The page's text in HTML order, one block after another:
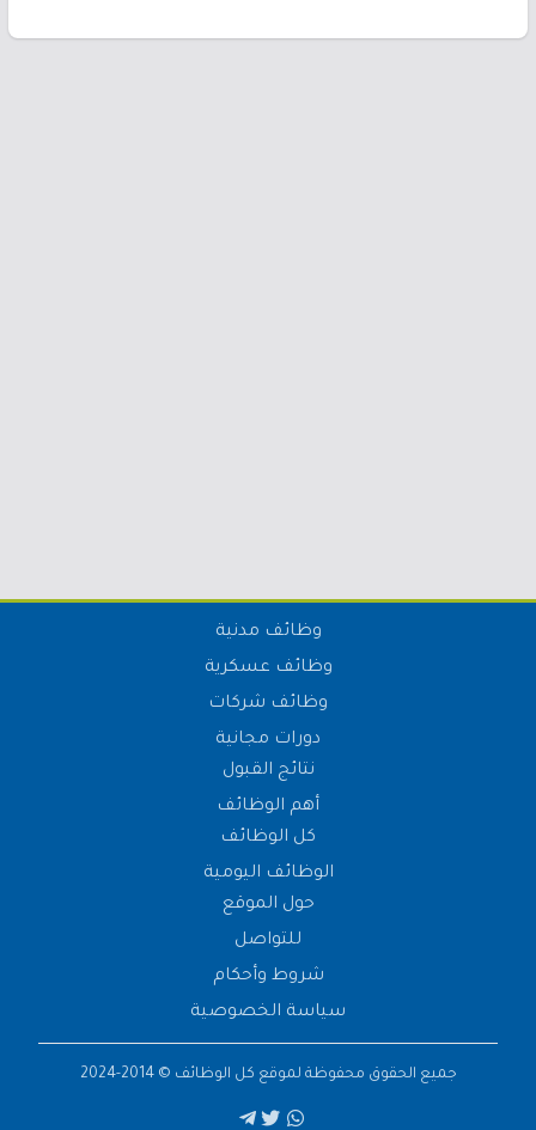
وظائف مدنية
وظائف عسكرية
وظائف شركات
دورات مجانية
نتائج القبول
أهم الوظائف
كل الوظائف
الوظائف اليومية
حول الموقع
للتواصل
شروط وأحكام
سياسة الخصوصية
جميع الحقوق محفوظة لموقع كل الوظائف © 2014-2024